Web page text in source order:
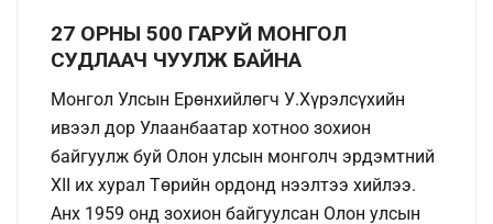
27 ОРНЫ 500 ГАРУЙ МОНГОЛ
СУДЛААЧ ЧУУЛЖ БАЙНА
Монгол Улсын Ерөнхийлөгч У.Хүрэлсүхийн
ивээл дор Улаанбаатар хотноо зохион
байгуулж буй Олон улсын монголч эрдэмтний
XII их хурал Төрийн ордонд нээлтээ хийлээ.
Анх 1959 онд зохион байгуулсан Олон улсын